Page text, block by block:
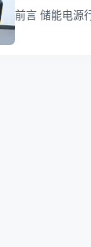
前言 储能电源行业作为近两年的热门行业，许多新兴品牌入局，而各个都
有自己的独门